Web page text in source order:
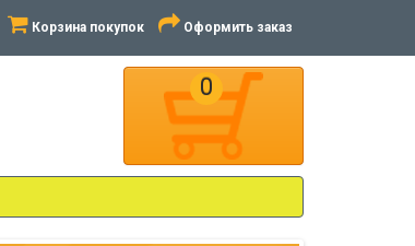
Корзина покупок Оформить заказ
0